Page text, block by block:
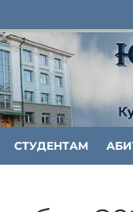
СТУДЕНТАМ